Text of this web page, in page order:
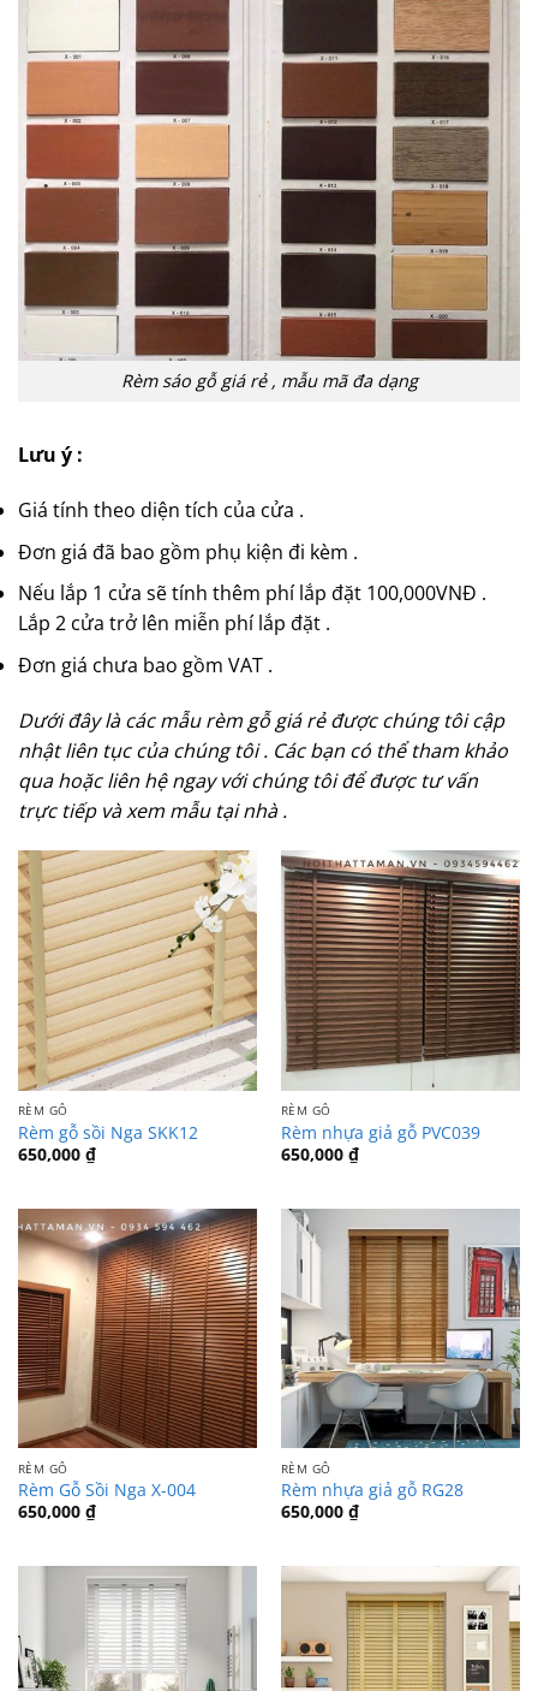
Rèm sáo gỗ giá rẻ , mẫu mã đa dạng
Lưu ý :
Giá tính theo diện tích của cửa .
Đơn giá đã bao gồm phụ kiện đi kèm .
Nếu lắp 1 cửa sẽ tính thêm phí lắp đặt 100,000VNĐ .
Lắp 2 cửa trở lên miễn phí lắp đặt .
Đơn giá chưa bao gồm VAT .
Dưới đây là các mẫu rèm gỗ giá rẻ được chúng tôi cập
nhật liên tục của chúng tôi . Các bạn có thể tham khảo
qua hoặc liên hệ ngay với chúng tôi để được tư vấn
trực tiếp và xem mẫu tại nhà .
RÈM GỖ
Rèm gỗ sồi Nga SKK12
650,000 ₫
RÈM GỖ
Rèm nhựa giả gỗ PVC039
650,000 ₫
RÈM GỖ
Rèm Gỗ Sồi Nga X-004
650,000 ₫
RÈM GỖ
Rèm nhựa giả gỗ RG28
650,000 ₫